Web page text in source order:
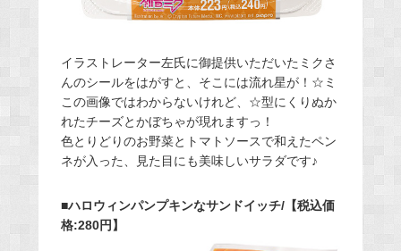
イラストレーター左氏に御提供いただいたミクさ
んのシールをはがすと、そこには流れ星が！☆ミ
この画像ではわからないけれど、☆型にくりぬか
れたチーズとかぼちゃが現れますっ！
色とりどりのお野菜とトマトソースで和えたペン
ネが入った、見た目にも美味しいサラダです♪
■ハロウィンパンプキンなサンドイッチ/【税込価
格:280円】